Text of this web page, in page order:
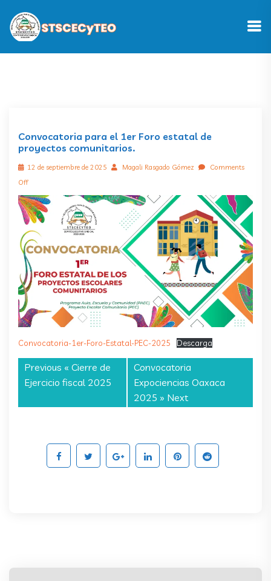
Convocatoria para el 1er Foro estatal de
proyectos comunitarios.
12 de septiembre de 2025 Magali Rasgado Gómez
Comments
Off
Convocatoria-1er-Foro-Estatal-PEC-2025 Descarga
Previous « Cierre de
Ejercicio fiscal 2025
Convocatoria
Expociencias Oaxaca
2025 » Next